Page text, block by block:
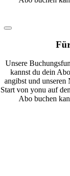
Unsere
kannst du dein
angibst und unseren
Start von yonu auf
Abo buchen